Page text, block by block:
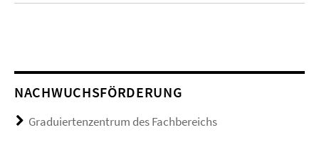
NACHWUCHSFÖRDERUNG
Graduiertenzentrum des Fachbereichs